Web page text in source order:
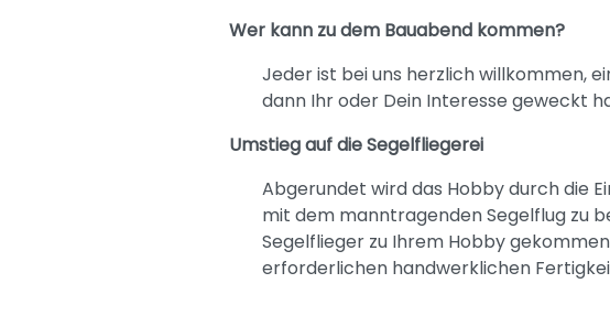
Wer kann zu dem Bauabend kommen?
Jeder ist bei uns herzlich willkommen,
dann Ihr oder Dein Interesse geweckt
Umstieg auf die Segelfliegerei
Abgerundet wird das Hobby durch die
mit dem manntragenden Segelflug zu
Segelflieger zu Ihrem Hobby
erforderlichen handwerklichen